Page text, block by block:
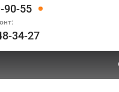
90-55
34-27